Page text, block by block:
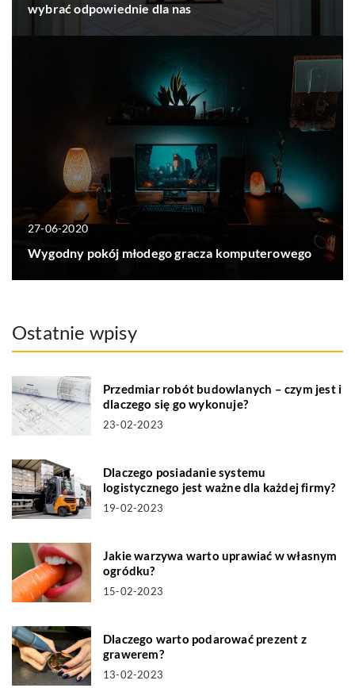
wybrać odpowiednie dla nas
27-06-2020
Wygodny pokój młodego gracza komputerowego
Ostatnie wpisy
Przedmiar robót budowlanych – czym jest i
dlaczego się go wykonuje?
23-02-2023
Dlaczego posiadanie systemu
logistycznego jest ważne dla każdej firmy?
19-02-2023
Jakie warzywa warto uprawiać w własnym
ogródku?
15-02-2023
Dlaczego warto podarować prezent z
grawerem?
13-02-2023